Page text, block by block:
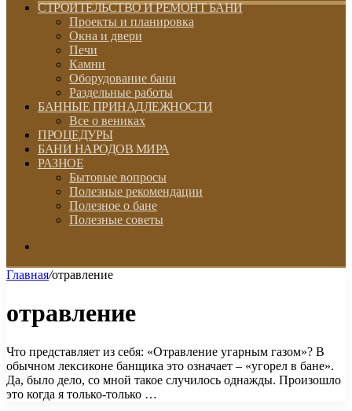
СТРОИТЕЛЬСТВО И РЕМОНТ БАНИ
Проекты и планировка
Окна и двери
Печи
Камни
Оборудование бани
Раздельные работы
БАННЫЕ ПРИНАДЛЕЖНОСТИ
Все о вениках
ПРОЦЕДУРЫ
БАНИ НАРОДОВ МИРА
РАЗНОЕ
Бытовые вопросы
Полезные рекомендации
Полезное о бане
Полезные советы
Главная/отравление
отравление
Что представляет из себя: «Отравление угарным газом»? В
обычном лексиконе банщика это означает – «угорел в бане».
Да, было дело, со мной такое случилось однажды. Произошло
это когда я только-только …